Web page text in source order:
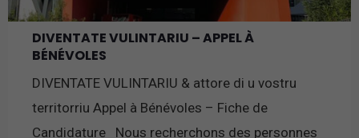
DIVENTATE VULINTARIU – APPEL À
BÉNÉVOLES
DIVENTATE VULINTARIU & attore di u vostru
territorriu Appel à Bénévoles – Fiche de
Candidature Nous recherchons des personnes